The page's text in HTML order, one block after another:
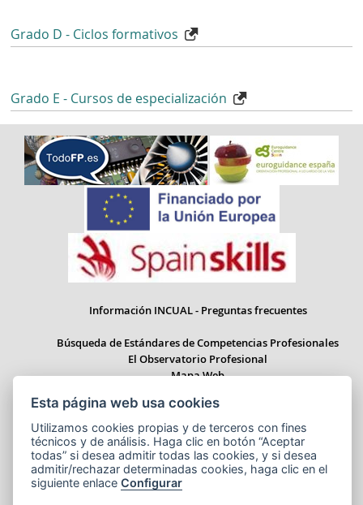
Grado D - Ciclos formativos
Grado E - Cursos de especialización
Información INCUAL - Preguntas frecuentes
Búsqueda de Estándares de Competencias Profesionales
El Observatorio Profesional
Mapa Web
Paseo del Prado 28, 1ª Planta - 28014 Madrid
Correo electrónico: informacion.incual@educacion.gob.es
Esta página web usa cookies
Utilizamos cookies propias y de terceros con fines
técnicos y de análisis. Haga clic en botón “Aceptar
todas” si desea admitir todas las cookies, y si desea
admitir/rechazar determinadas cookies, haga clic en el
siguiente enlaceConfigurar